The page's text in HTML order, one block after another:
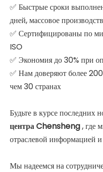
✅ Быстрые сроки
дней, массовое
✅ Сертифицированы по
ISO
✅ Экономия до 30% при
✅ Нам доверяют более
чем 30 странах
Будьте в курсе последних
центра Chensheng, где
отраслевой информацией
Мы надеемся на